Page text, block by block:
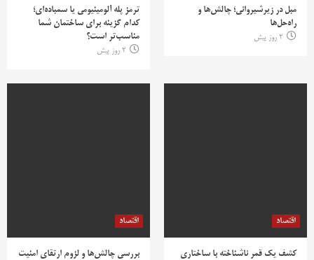
مبل در زیرشیروانی؛ چالش‌ها و
راه‌حل‌ها
2 روز پیش
ترمز پله آلومینیومی یا سمباده‌ای؛
کدام گزینه برای ساختمان شما
مناسب‌تر است؟
2 روز پیش
اقتصاد
کشف یک قمر ناشناخته با ساختاری
اقتصاد
بررسی چالش‌ها و لزوم ارتقای امنیت